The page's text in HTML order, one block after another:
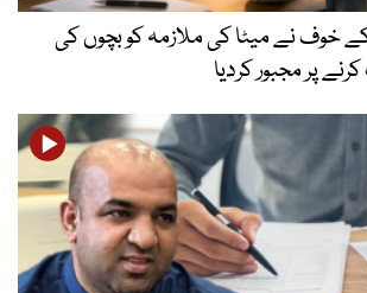
خوف نے میٹا کی ملازمہ کو بچوں کی
پر مجبور کردیا